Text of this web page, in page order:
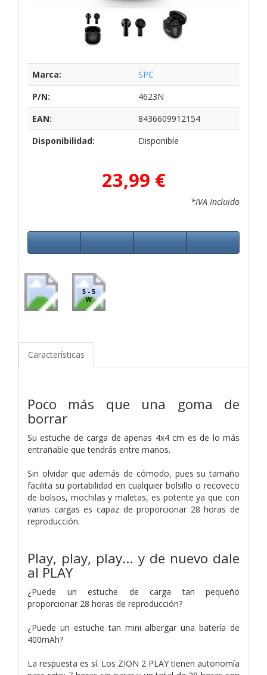
Marca:
SPC
P/N:
4623N
EAN:
8436609912154
Disponibilidad:
Disponible
23,99 €
*IVA Incluido
5 - 5
W
Características
Poco más que una goma de
borrar
Su estuche de carga de apenas 4x4 cm es de lo más
entrañable que tendrás entre manos.
Sin olvidar que además de cómodo, pues su tamaño
facilita su portabilidad en cualquier bolsillo o recoveco
de bolsos, mochilas y maletas, es potente ya que con
varias cargas es capaz de proporcionar 28 horas de
reproducción.
Play, play, play… y de nuevo dale
al PLAY
¿Puede un estuche de carga tan pequeño
proporcionar 28 horas de reproducción?
¿Puede un estuche tan mini albergar una batería de
400mAh?
La respuesta es sí. Los ZION 2 PLAY tienen autonomía